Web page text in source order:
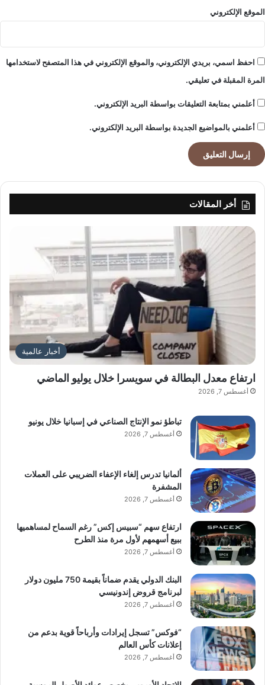
الموقع الإلكتروني
احفظ اسمي، بريدي الإلكتروني، والموقع الإلكتروني في هذا المتصفح لاستخدامها
المرة المقبلة في تعليقي.
أعلمني بمتابعة التعليقات بواسطة البريد الإلكتروني.
أعلمني بالمواضيع الجديدة بواسطة البريد الإلكتروني.
أخر المقالات
أخبار عالمية
ارتفاع معدل البطالة في سويسرا خلال يوليو الماضي
أغسطس 7, 2026
تباطؤ نمو الإنتاج الصناعي في إسبانيا خلال يونيو
أغسطس 7, 2026
ألمانيا تدرس إلغاء الإعفاء الضريبي على العملات
المشفرة
أغسطس 7, 2026
ارتفاع سهم “سبيس إكس” رغم السماح لمساهميها
ببيع أسهمهم لأول مرة منذ الطرح
أغسطس 7, 2026
البنك الدولي يقدم ضماناً بقيمة 750 مليون دولار
لبرنامج قروض إندونيسي
أغسطس 7, 2026
“فوكس” تسجل إيرادات وأرباحاً قوية بدعم من
إعلانات كأس العالم
أغسطس 7, 2026